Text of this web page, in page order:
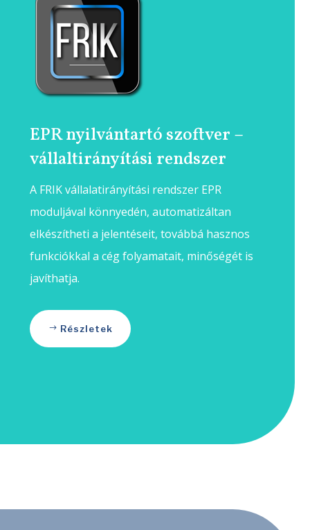
EPR nyilvántartó szoftver –
vállaltirányítási rendszer
A FRIK vállalatirányítási rendszer EPR
moduljával könnyedén, automatizáltan
elkészítheti a jelentéseit, továbbá hasznos
funkciókkal a cég folyamatait, minőségét is
javíthatja.
Részletek